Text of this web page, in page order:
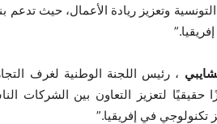
وتعزيز ريادة الأعمال، حيث
حقيقيًا لتعزيز التعاون بين الشركات
تكنولوجي في إفريقيا.”